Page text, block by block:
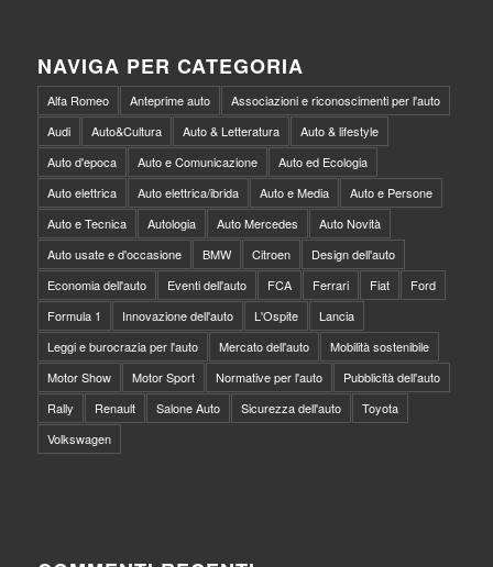
NAVIGA PER CATEGORIA
Alfa Romeo Anteprime auto
Associazioni e riconoscimenti per l'auto
Audi
Auto&Cultura Auto & Letteratura
Auto & lifestyle
Auto d'epoca
Auto e Comunicazione
Auto ed Ecologia
Auto elettrica
Auto elettrica/ibrida Auto e Media
Auto e Persone
Auto e Tecnica
Autologia Auto Mercedes
Auto Novità
Auto usate e d'occasione
BMW Citroen
Design dell'auto
Economia dell'auto
Eventi dell'auto FCA Ferrari Fiat
Ford
Formula 1
Innovazione dell'auto L'Ospite
Lancia
Leggi e burocrazia per l'auto
Mercato dell'auto
Mobilità sostenibile
Motor Show
Motor Sport Normative per l'auto
Pubblicità dell'auto
Rally
Renault Salone Auto Sicurezza dell'auto
Toyota
Volkswagen